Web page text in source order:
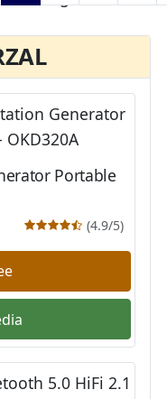
Portable
(4.9/5)